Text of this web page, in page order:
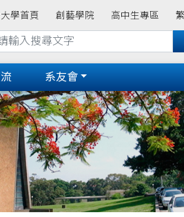
學首頁 創藝學院 高中生專區
系友會